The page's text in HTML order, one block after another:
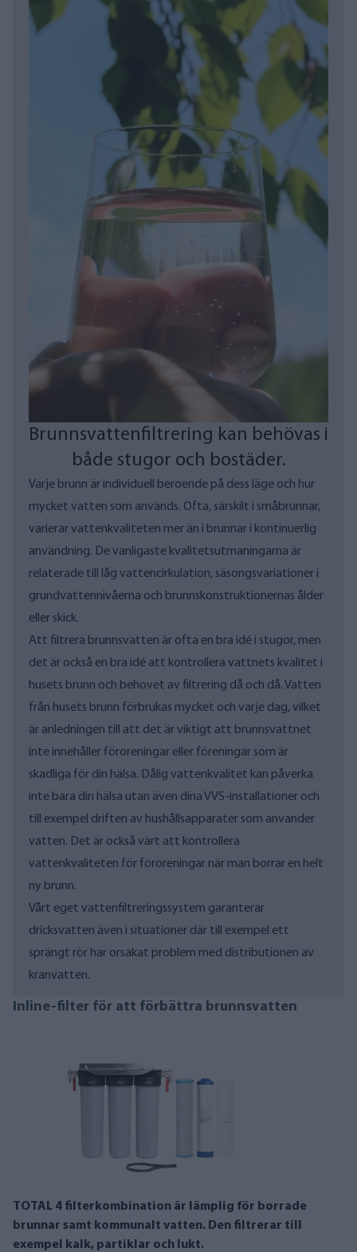
Brunnsvattenfiltrering kan behövas i
både stugor och bostäder.
Varje brunn är individuell beroende på dess läge och hur
mycket vatten som används. Ofta, särskilt i småbrunnar,
varierar vattenkvaliteten mer än i brunnar i kontinuerlig
användning. De vanligaste kvalitetsutmaningarna är
relaterade till låg vattencirkulation, säsongsvariationer i
grundvattennivåerna och brunnskonstruktionernas ålder
eller skick.
Att filtrera brunnsvatten är ofta en bra idé i stugor, men
det är också en bra idé att kontrollera vattnets kvalitet i
husets brunn och behovet av filtrering då och då. Vatten
från husets brunn förbrukas mycket och varje dag, vilket
är anledningen till att det är viktigt att brunnsvattnet
inte innehåller föroreningar eller föreningar som är
skadliga för din hälsa. Dålig vattenkvalitet kan påverka
inte bara din hälsa utan även dina VVS-installationer och
till exempel driften av hushållsapparater som använder
vatten. Det är också värt att kontrollera
vattenkvaliteten för föroreningar när man borrar en helt
ny brunn.
Vårt eget vattenfiltreringssystem garanterar
dricksvatten även i situationer där till exempel ett
sprängt rör har orsakat problem med distributionen av
kranvatten.
Inline-filter för att förbättra brunnsvatten
TOTAL 4 filterkombination är lämplig för borrade
brunnar samt kommunalt vatten. Den filtrerar till
exempel kalk, partiklar och lukt.